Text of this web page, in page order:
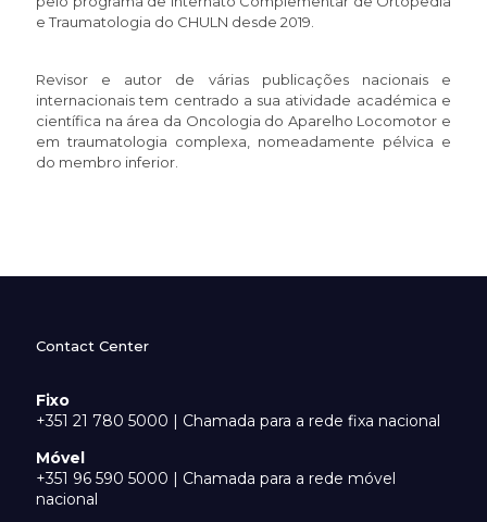
e Traumatologia do CHULN desde 2019.
Revisor e autor de várias publicações nacionais e
internacionais tem centrado a sua atividade académica e
científica na área da Oncologia do Aparelho Locomotor e
em traumatologia complexa, nomeadamente pélvica e
do membro inferior.
Contact Center
Fixo
+351 21 780 5000 | Chamada para a rede fixa nacional
Móvel
+351 96 590 5000 | Chamada para a rede móvel
nacional